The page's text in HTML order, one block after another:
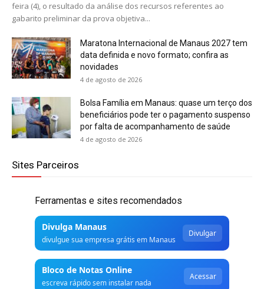
feira (4), o resultado da análise dos recursos referentes ao
gabarito preliminar da prova objetiva...
Maratona Internacional de Manaus 2027 tem
data definida e novo formato; confira as
novidades
4 de agosto de 2026
Bolsa Família em Manaus: quase um terço dos
beneficiários pode ter o pagamento suspenso
por falta de acompanhamento de saúde
4 de agosto de 2026
Sites Parceiros
Ferramentas e sites recomendados
Divulga Manaus
divulgue sua empresa grátis em Manaus
Divulgar
Bloco de Notas Online
escreva rápido sem instalar nada
Acessar